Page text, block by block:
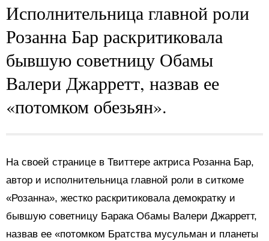
Исполнительница главной роли
Розанна Бар раскритиковала
бывшую советницу Обамы
Валери Джарретт, назвав ее
«потомком обезьян».
На своей странице в Твиттере актриса Розанна Бар,
автор и исполнительница главной роли в ситкоме
«Розанна», жестко раскритиковала демократку и
бывшую советницу Барака Обамы Валери Джарретт,
назвав ее «потомком Братства мусульман и планеты